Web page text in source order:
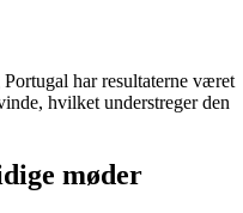
har resultaterne været
hvilket understreger den
møder